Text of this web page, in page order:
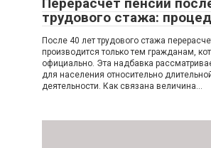
трудового стажа:
После 40 лет трудового стажа
производится только тем гражданам,
официально. Эта надбавка
для населения относительно
деятельности. Как связана величина…